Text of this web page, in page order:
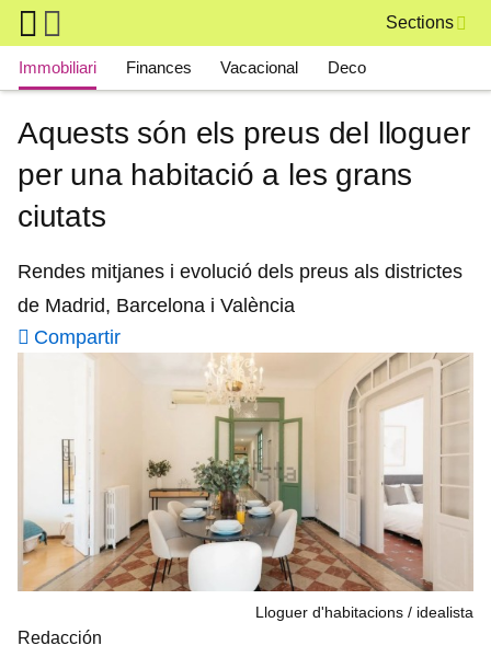
Skip to main content
Sections
Main navigation
Immobiliari Finances Vacacional Deco
Aquests són els preus del lloguer
per una habitació a les grans
ciutats
Rendes mitjanes i evolució dels preus als districtes
de Madrid, Barcelona i València
Compartir
Lloguer d'habitacions idealista
Redacción